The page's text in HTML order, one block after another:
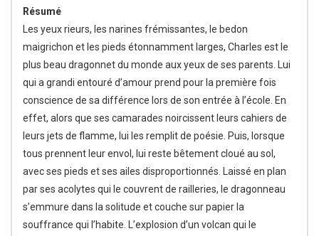
Résumé
Les yeux rieurs, les narines frémissantes, le bedon
maigrichon et les pieds étonnamment larges, Charles est le
plus beau dragonnet du monde aux yeux de ses parents. Lui
qui a grandi entouré d’amour prend pour la première fois
conscience de sa différence lors de son entrée à l’école. En
effet, alors que ses camarades noircissent leurs cahiers de
leurs jets de flamme, lui les remplit de poésie. Puis, lorsque
tous prennent leur envol, lui reste bêtement cloué au sol,
avec ses pieds et ses ailes disproportionnés. Laissé en plan
par ses acolytes qui le couvrent de railleries, le dragonneau
s’emmure dans la solitude et couche sur papier la
souffrance qui l’habite. L’explosion d’un volcan qui le